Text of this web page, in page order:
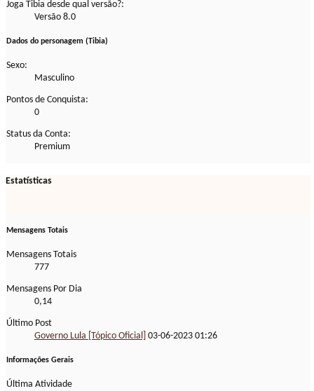
Joga Tibia desde qual versão?:
Versão 8.0
Dados do personagem (Tibia)
Sexo:
Masculino
Pontos de Conquista:
0
Status da Conta:
Premium
Estatísticas
Mensagens Totais
Mensagens Totais
777
Mensagens Por Dia
0,14
Último Post
Governo Lula [Tópico Oficial] 03-06-2023 01:26
Informações Gerais
Última Atividade